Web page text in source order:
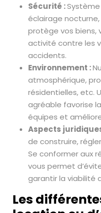
Sécurité :Système
éclairage
protège vos biens,
activité contre les
accidents.
Environnement :
atmosphérique,
résidentielles, etc.
agréable favorise
équipes et
Aspects
de construire,
Se conformer aux
vous permet
garantir la viabilité
Les